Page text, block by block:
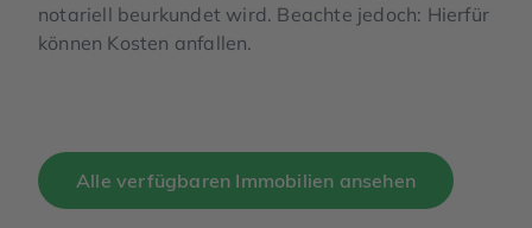
notariell beurkundet wird. Beachte jedoch: Hierfür
können Kosten anfallen.
Alle verfügbaren Immobilien ansehen